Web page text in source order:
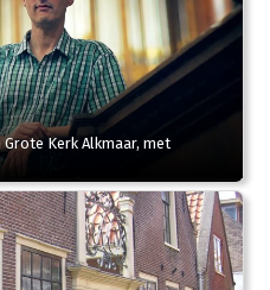
Kerk Alkmaar, met